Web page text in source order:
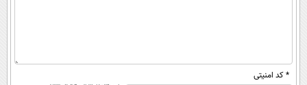
* کد امنیتی